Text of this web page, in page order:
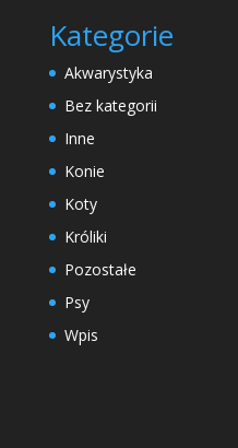
Kategorie
Akwarystyka
Bez kategorii
Inne
Konie
Koty
Króliki
Pozostałe
Psy
Wpis